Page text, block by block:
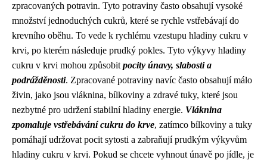
zpracovaných potravin. Tyto potraviny často obsahují vysoké
množství jednoduchých cukrů, které se rychle vstřebávají do
krevního oběhu. To vede k rychlému vzestupu hladiny cukru v
krvi, po kterém následuje prudký pokles. Tyto výkyvy hladiny
cukru v krvi mohou způsobit pocity únavy, slabosti a
podrážděnosti. Zpracované potraviny navíc často obsahují málo
živin, jako jsou vláknina, bílkoviny a zdravé tuky, které jsou
nezbytné pro udržení stabilní hladiny energie. Vláknina
zpomaluje vstřebávání cukru do krve, zatímco bílkoviny a tuky
pomáhají udržovat pocit sytosti a zabraňují prudkým výkyvům
hladiny cukru v krvi. Pokud se chcete vyhnout únavě po jídle, je